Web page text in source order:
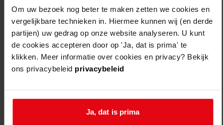
Om uw bezoek nog beter te maken zetten we cookies en
vergelijkbare technieken in. Hiermee kunnen wij (en derde
partijen) uw gedrag op onze website analyseren. U kunt
de cookies accepteren door op 'Ja, dat is prima' te
klikken. Meer informatie over cookies en privacy? Bekijk
ons privacybeleid privacybeleid
Ja, dat is prima